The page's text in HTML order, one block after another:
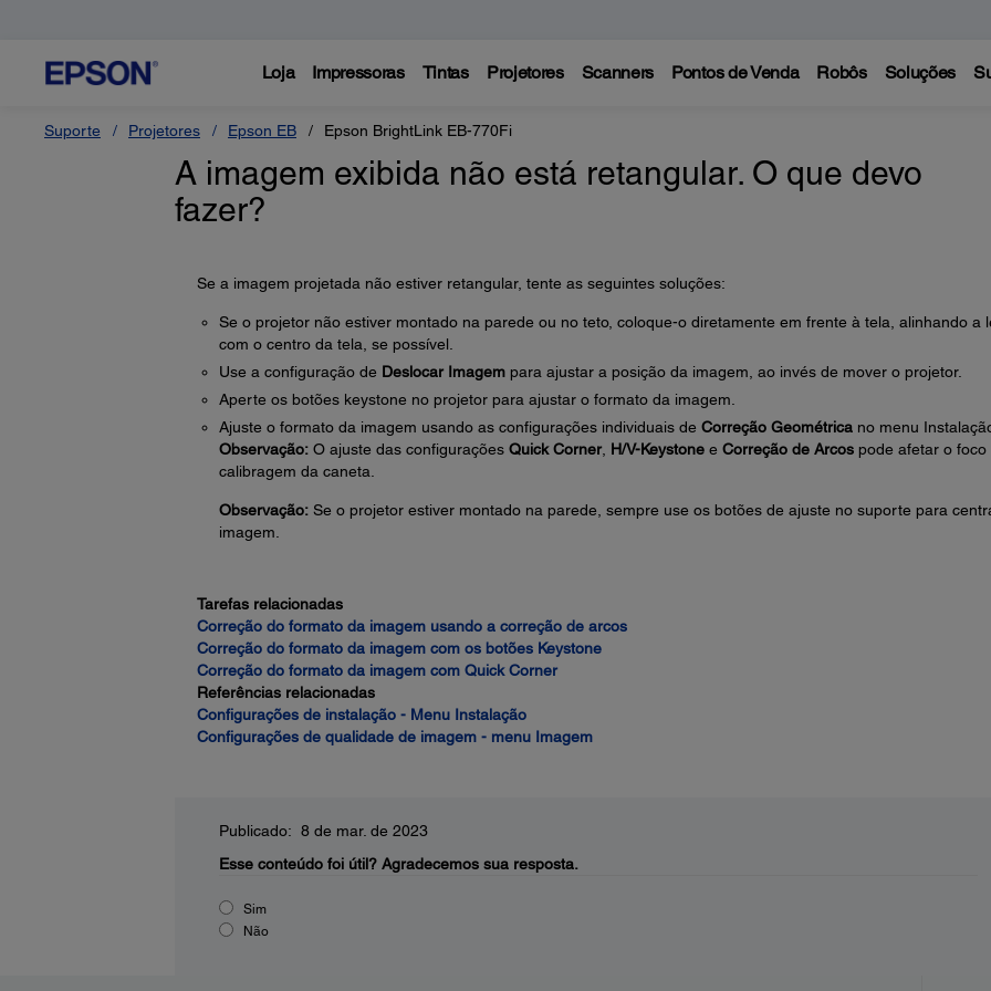
Loja Impressoras Tintas Projetores Scanners Pontos de Venda Robôs Soluções
Suporte Projetores Epson EB Epson BrightLink EB-770Fi
A imagem exibida não está retangular. O que devo
fazer?
Se a imagem projetada não estiver retangular, tente as seguintes soluções:
Se o projetor não estiver montado na parede ou no teto, coloque-o diretamente em frente à tela, alinhando a
com o centro da tela, se possível.
Use a configuração de Deslocar Imagempara ajustar a posição da imagem, ao invés de mover o projetor.
Aperte os botões keystone no projetor para ajustar o formato da imagem.
Ajuste o formato da imagem usando as configurações individuais de Correção Geométricano menu
Observação:O ajuste das configurações Quick Corner, H/V-Keystonee Correção de Arcospode afetar o foco
calibragem da caneta.
Observação:Se o projetor estiver montado na parede, sempre use os botões de ajuste no suporte para
imagem.
Tarefas relacionadas
Correção do formato da imagem usando a correção de arcos
Correção do formato da imagem com os botões Keystone
Correção do formato da imagem com Quick Corner
Referências relacionadas
Configurações de instalação - Menu Instalação
Configurações de qualidade de imagem - menu Imagem
Publicado: 8 de mar. de 2023
Esse conteúdo foi útil? Agradecemos sua resposta.
Sim
Não